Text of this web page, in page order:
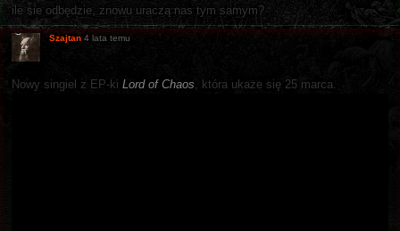
ile sie odbędzie, znowu uraczą nas tym samym?
Szajtan 4 lata temu
Nowy singiel z EP-ki Lord of Chaos, która ukaże się 25 marca.